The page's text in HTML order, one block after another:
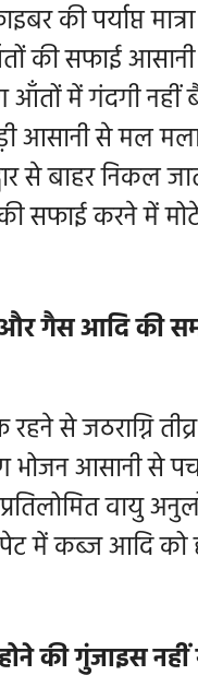
की पर्याप्त
की सफाई आसानी
में गंदगी नहीं
आसानी से मल
से बाहर निकल
सफाई करने में
गैस आदि की
से जठराग्नि
भोजन आसानी से
वायु
पेट में कब्ज आदि को
की गुंजाइस नहीं